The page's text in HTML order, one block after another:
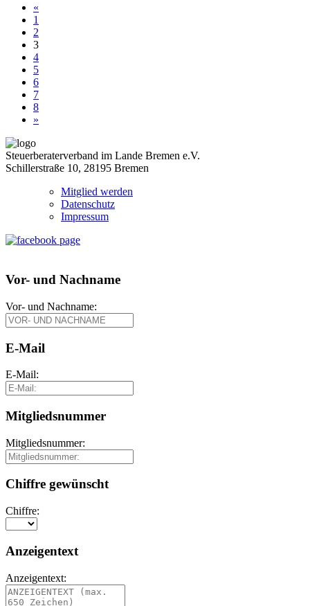
«
1
2
3
4
5
6
7
8
»
Steuerberaterverband im Lande Bremen e.V.
Schillerstraße 10, 28195 Bremen
Mitglied werden
Datenschutz
Impressum
Vor- und Nachname
Vor- und Nachname:
E-Mail
E-Mail:
Mitgliedsnummer
Mitgliedsnummer:
Chiffre gewünscht
Chiffre:
Anzeigentext
Anzeigentext: